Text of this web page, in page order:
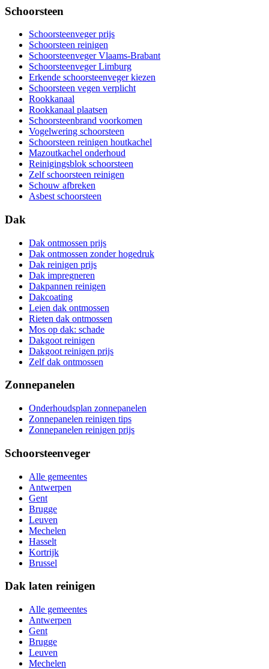
Schoorsteen
Schoorsteenveger prijs
Schoorsteen reinigen
Schoorsteenveger Vlaams-Brabant
Schoorsteenveger Limburg
Erkende schoorsteenveger kiezen
Schoorsteen vegen verplicht
Rookkanaal
Rookkanaal plaatsen
Schoorsteenbrand voorkomen
Vogelwering schoorsteen
Schoorsteen reinigen houtkachel
Mazoutkachel onderhoud
Reinigingsblok schoorsteen
Zelf schoorsteen reinigen
Schouw afbreken
Asbest schoorsteen
Dak
Dak ontmossen prijs
Dak ontmossen zonder hogedruk
Dak reinigen prijs
Dak impregneren
Dakpannen reinigen
Dakcoating
Leien dak ontmossen
Rieten dak ontmossen
Mos op dak: schade
Dakgoot reinigen
Dakgoot reinigen prijs
Zelf dak ontmossen
Zonnepanelen
Onderhoudsplan zonnepanelen
Zonnepanelen reinigen tips
Zonnepanelen reinigen prijs
Schoorsteenveger
Alle gemeentes
Antwerpen
Gent
Brugge
Leuven
Mechelen
Hasselt
Kortrijk
Brussel
Dak laten reinigen
Alle gemeentes
Antwerpen
Gent
Brugge
Leuven
Mechelen